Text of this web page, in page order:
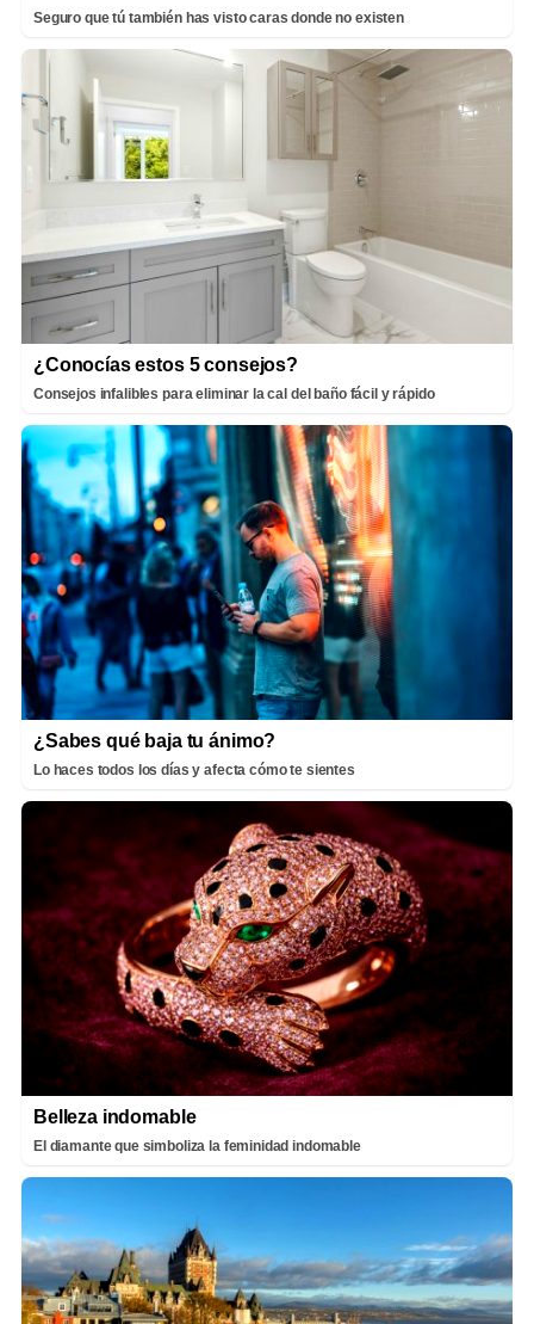
Seguro que tú también has visto caras donde no existen
¿Conocías estos 5 consejos?
Consejos infalibles para eliminar la cal del baño fácil y rápido
¿Sabes qué baja tu ánimo?
Lo haces todos los días y afecta cómo te sientes
Belleza indomable
El diamante que simboliza la feminidad indomable